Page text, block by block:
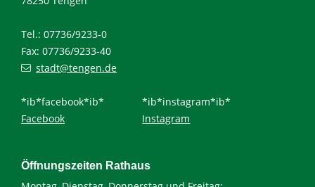
Tel.: 07736/9233-0
Fax: 07736/9233-40
stadt@tengen.de
*ib*facebook*ib*
Facebook
*ib*instagram*ib*
Instagram
Öffnungszeiten Rathaus